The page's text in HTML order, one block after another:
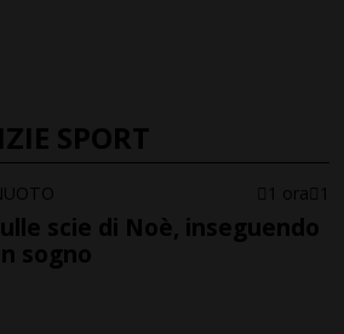
SPORT
1 ora 1
scie di Noè, inseguendo
sogno